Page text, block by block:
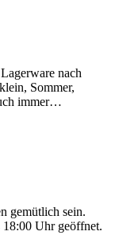
nach
Sommer,
immer…
gemütlich sein.
18:00 Uhr geöffnet.